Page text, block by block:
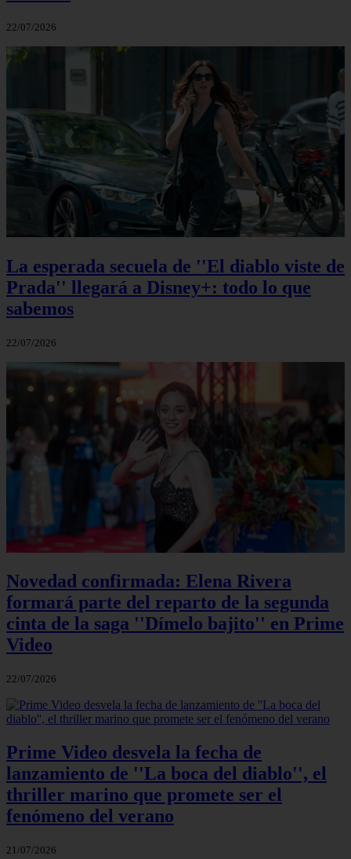
22/07/2026
La esperada secuela de ''El diablo viste de
Prada'' llegará a Disney+: todo lo que
sabemos
22/07/2026
Novedad confirmada: Elena Rivera
formará parte del reparto de la segunda
cinta de la saga ''Dímelo bajito'' en Prime
Video
22/07/2026
Prime Video desvela la fecha de
lanzamiento de ''La boca del diablo'', el
thriller marino que promete ser el
fenómeno del verano
21/07/2026